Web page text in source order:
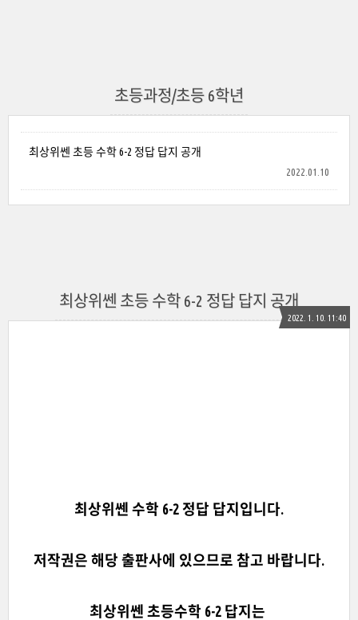
초등과정/초등 6학년
최상위쎈 초등 수학 6-2 정답 답지 공개
2022.01.10
최상위쎈 초등 수학 6-2 정답 답지 공개
2022. 1. 10. 11:40
최상위쎈 수학 6-2 정답 답지입니다.
저작권은 해당 출판사에 있으므로 참고 바랍니다.
최상위쎈 초등수학 6-2 답지는